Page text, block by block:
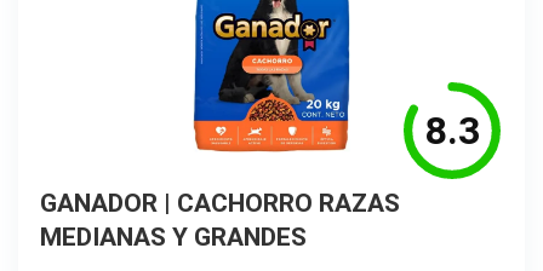
8.3
GANADOR | CACHORRO RAZAS
MEDIANAS Y GRANDES